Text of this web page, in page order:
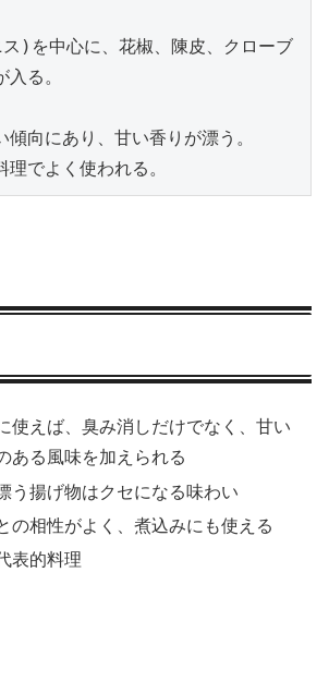
)を中心に、花椒、陳皮、クローブ
る。
傾向にあり、甘い香りが漂う。
でよく使われる。
使えば、臭み消しだけでなく、甘い
ある風味を加えられる
う揚げ物はクセになる味わい
の相性がよく、煮込みにも使える
表的料理